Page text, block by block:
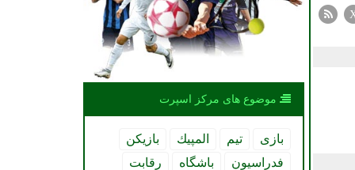
موضوع های مركز اسپرت
بازی تیم المپیك
بازیكن
فدراسیون
باشگاه
رقابت